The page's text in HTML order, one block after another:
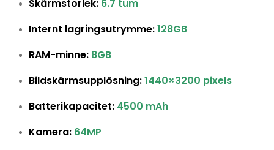
Skärmstorlek: 6.7 tum
Internt lagringsutrymme:128GB
RAM-minne: 8GB
Bildskärmsupplösning:1440×3200 pixels
Batterikapacitet: 4500 mAh
Kamera: 64MP